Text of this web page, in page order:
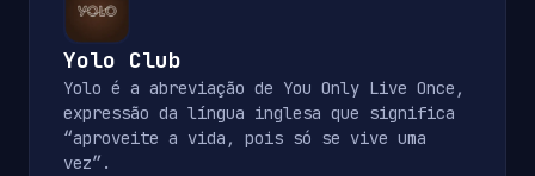
Yolo Club
Yolo é a abreviação de You Only Live Once,
expressão da língua inglesa que significa
“aproveite a vida, pois só se vive uma
vez”.